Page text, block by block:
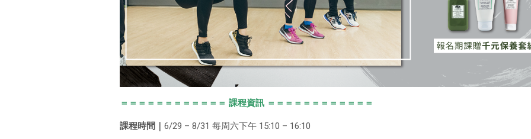
＝＝＝＝＝＝＝＝＝＝＝＝ 課程資訊 ＝＝＝＝＝＝＝＝＝＝＝＝
課程時間｜ 6/29 – 8/31 每周六下午 15:10 – 16:10